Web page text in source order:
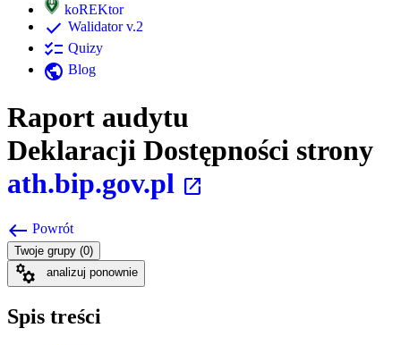
koREKtor
check Walidator v.2
checklist Quizy
public Blog
Raport audytu
Deklaracji Dostępności strony
ath.bip.gov.pl open_in_new
west Powrót
Twoje grupy (0)
manufacturing analizuj ponownie
Spis treści